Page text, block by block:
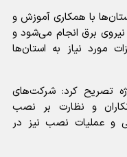
با همکاری آموزش و
برق انجام می‌شود و
مورد نیاز به استان‌ها
تصریح کرد: شرکت‌های
و نظارت بر نصب
و عملیات نصب نیز در